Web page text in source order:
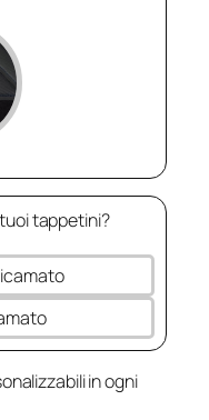
tappetini?
in ogni